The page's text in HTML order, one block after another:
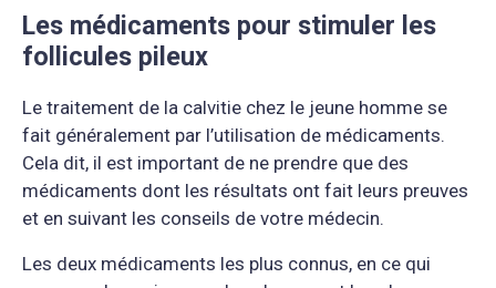
Les médicaments pour stimuler les
follicules pileux
Le traitement de la calvitie chez le jeune homme se
fait généralement par l’utilisation de médicaments.
Cela dit, il est important de ne prendre que des
médicaments dont les résultats ont fait leurs preuves
et en suivant les conseils de votre médecin.
Les deux médicaments les plus connus, en ce qui